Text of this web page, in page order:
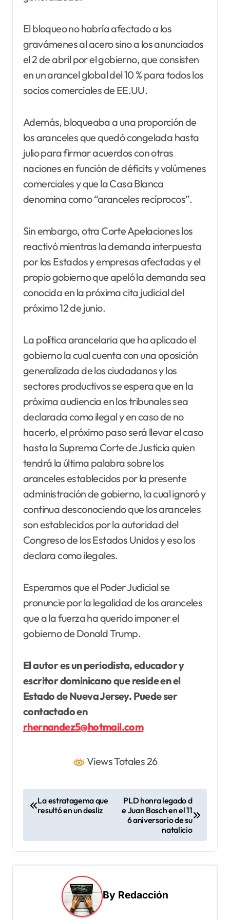
El bloqueo no habría afectado a los
gravámenes al acero sino a los anunciados
el 2 de abril por el gobierno, que consisten
en un arancel global del 10 % para todos los
socios comerciales de EE.UU.
Además, bloqueaba a una proporción de
los aranceles que quedó congelada hasta
julio para firmar acuerdos con otras
naciones en función de déficits y volúmenes
comerciales y que la Casa Blanca
denomina como “aranceles recíprocos”.
Sin embargo, otra Corte Apelaciones los
reactivó mientras la demanda interpuesta
por los Estados y empresas afectadas y el
propio gobierno que apeló la demanda sea
conocida en la próxima cita judicial del
próximo 12 de junio.
La política arancelaria que ha aplicado el
gobierno la cual cuenta con una oposición
generalizada de los ciudadanos y los
sectores productivos se espera que en la
próxima audiencia en los tribunales sea
declarada como ilegal y en caso de no
hacerlo, el próximo paso será llevar el caso
hasta la Suprema Corte de Justicia quien
tendrá la última palabra sobre los
aranceles establecidos por la presente
administración de gobierno, la cual ignoró y
continua desconociendo que los aranceles
son establecidos por la autoridad del
Congreso de los Estados Unidos y eso los
declara como ilegales.
Esperamos que el Poder Judicial se
pronuncie por la legalidad de los aranceles
que a la fuerza ha querido imponer el
gobierno de Donald Trump.
El autor es un periodista, educador y
escritor dominicano que reside en el
Estado de Nueva Jersey. Puede ser
contactado en
rhernandez5@hotmail.com
Views Totales 26
e
g
La estratagema que
resultó en un desliz
PLD honra legado d
e Juan Bosch en el 11
6 aniversario de su
natalicio
By Redacción